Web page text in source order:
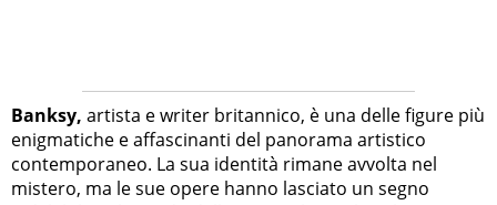
Banksy, artista e writer britannico, è una delle figure più
enigmatiche e affascinanti del panorama artistico
contemporaneo. La sua identità rimane avvolta nel
mistero, ma le sue opere hanno lasciato un segno